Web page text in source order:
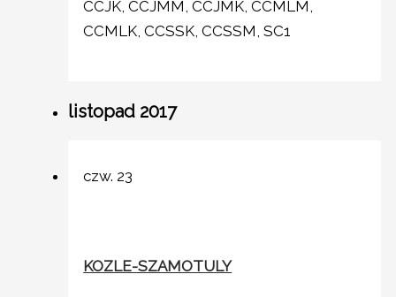
CCJK, CCJMM, CCJMK, CCMLM,
CCMLK, CCSSK, CCSSM, SC1
listopad 2017
czw. 23
KOZLE-SZAMOTULY